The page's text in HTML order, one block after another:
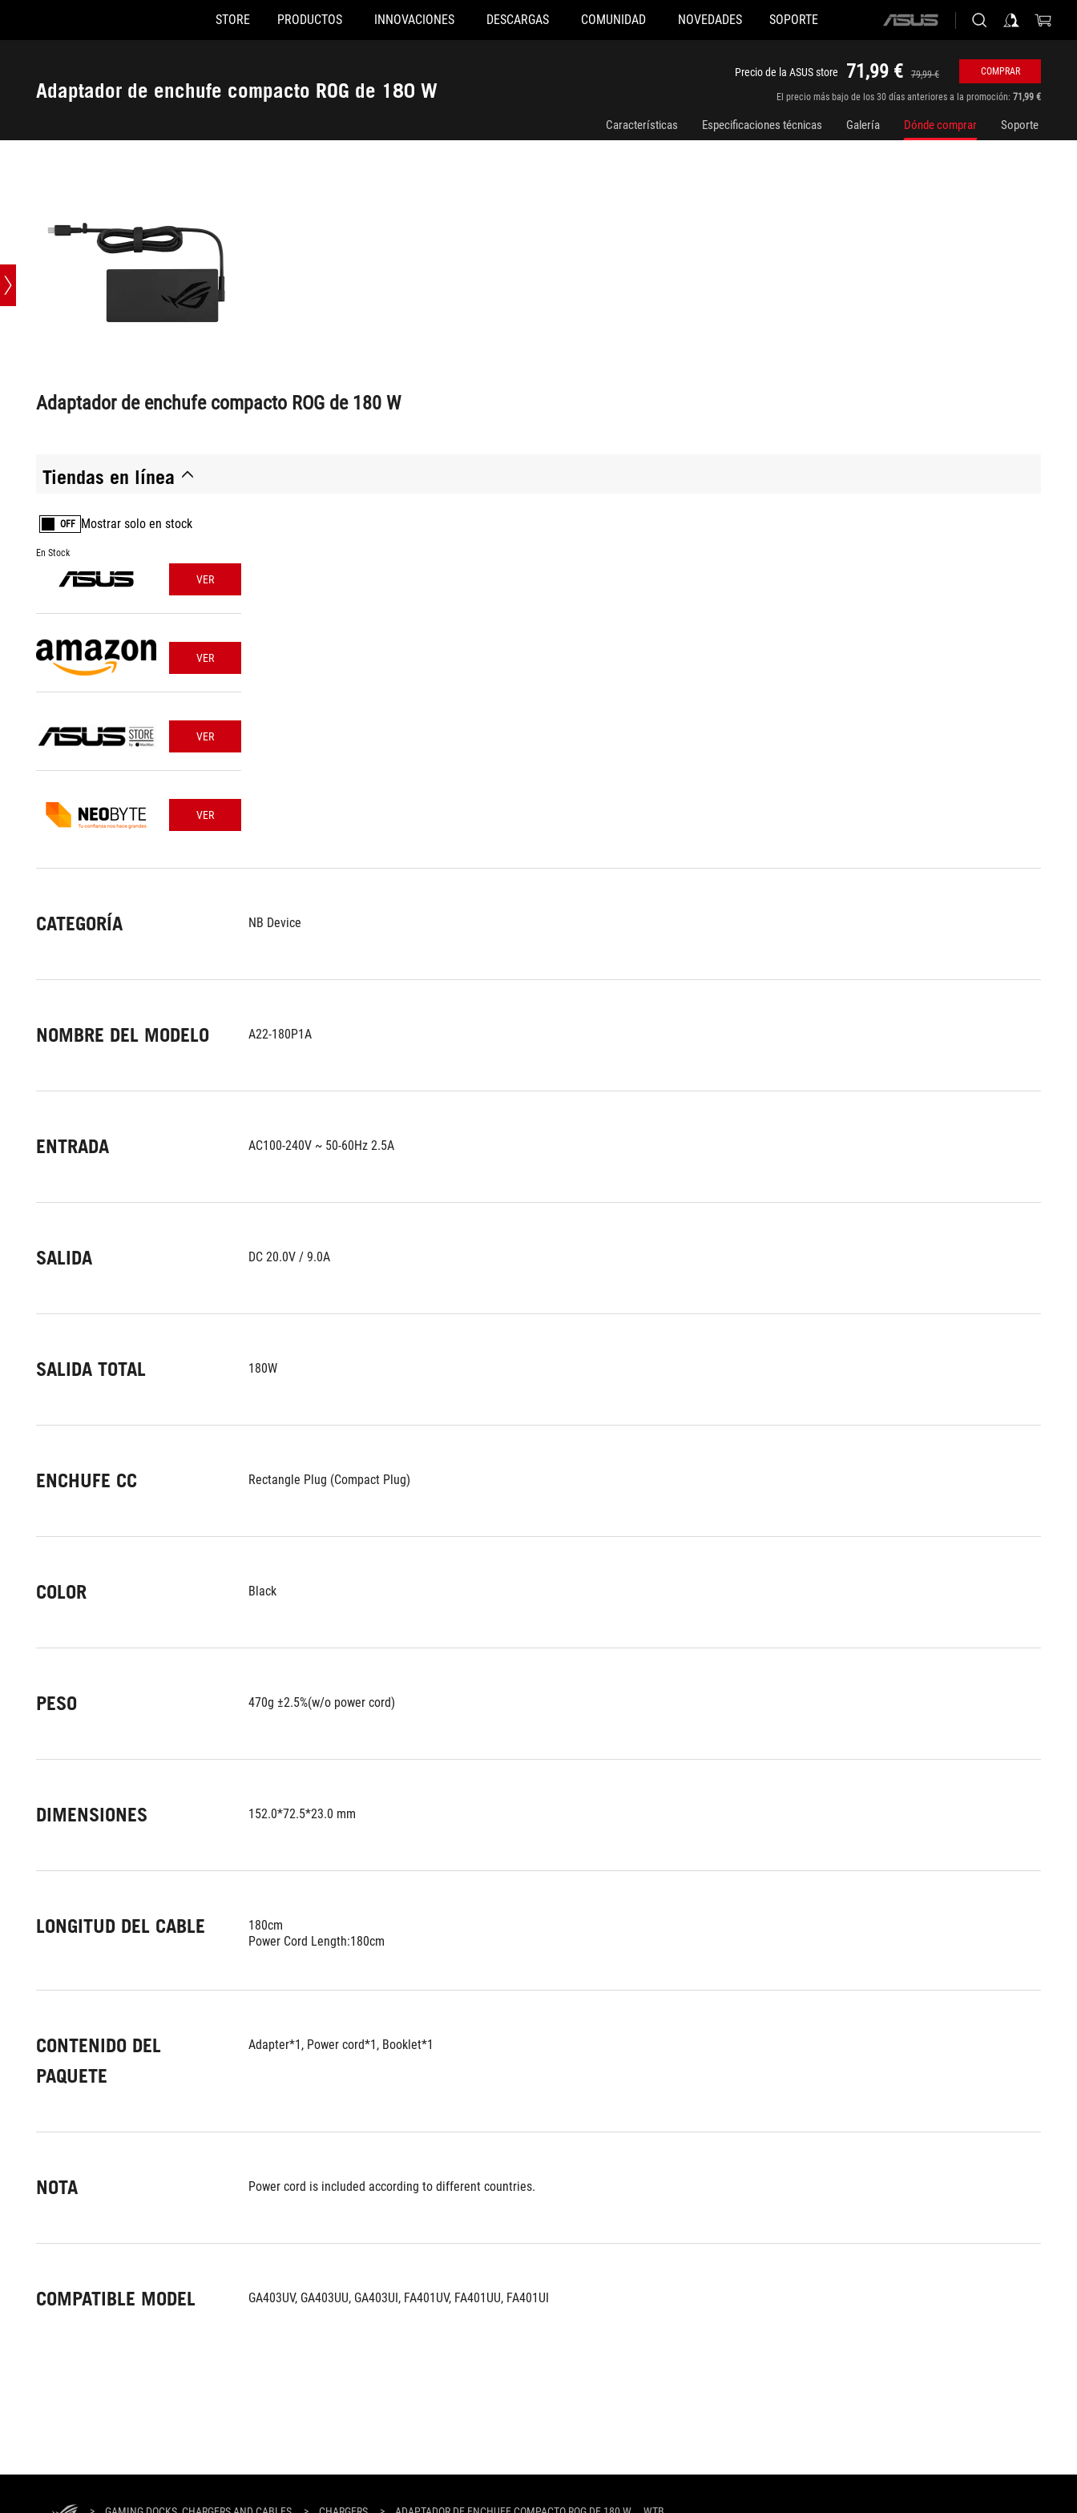
Accessibility links
STORE PRODUCTOS INNOVACIONES DESCARGAS COMUNIDAD NOVEDADES SOPORTE
ASUS
Adaptador de enchufe compacto ROG de 180 W
Precio de la ASUS store 71,99 € 79,99 € COMPRAR
El precio más bajo de los 30 días anteriores a la promoción: 71,99 €
Características Especificaciones técnicas Galería Dónde comprar Soporte
Adaptador de enchufe compacto ROG de 180 W
Tiendas en línea
OFF Mostrar solo en stock
En Stock
VER
VER
VER
VER
CATEGORÍA NB Device
NOMBRE DEL MODELO A22-180P1A
ENTRADA AC100-240V ~ 50-60Hz 2.5A
SALIDA DC 20.0V / 9.0A
SALIDA TOTAL 180W
ENCHUFE CC Rectangle Plug (Compact Plug)
COLOR Black
PESO 470g ±2.5%(w/o power cord)
DIMENSIONES 152.0*72.5*23.0 mm
LONGITUD DEL CABLE
180cm
Power Cord Length:180cm
CONTENIDO DEL
PAQUETE
Adapter*1, Power cord*1, Booklet*1
NOTA Power cord is included according to different countries.
COMPATIBLE MODEL GA403UV, GA403UU, GA403UI, FA401UV, FA401UU, FA401UI
Adaptador de enchufe compacto ROG de 180 W